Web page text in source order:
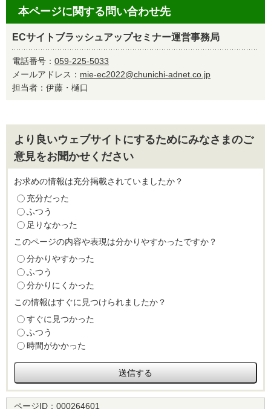
本ページに関する問い合わせ先
ECサイトブラッシュアップセミナー運営事務局
電話番号： 059-225-5033
メールアドレス： mie-ec2022@chunichi-adnet.co.jp
担当者：伊藤・樋口
より良いウェブサイトにするためにみなさまのご
意見をお聞かせください
お求めの情報は充分掲載されていましたか？
充分だった
ふつう
足りなかった
このページの内容や表現は分かりやすかったですか？
分かりやすかった
ふつう
分かりにくかった
この情報はすぐに見つけられましたか？
すぐに見つかった
ふつう
時間がかかった
ページID： 000264601